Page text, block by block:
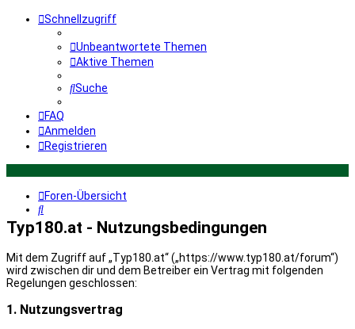
Schnellzugriff
Unbeantwortete Themen
Aktive Themen
Suche
FAQ
Anmelden
Registrieren
Foren-Übersicht
Suche
Typ180.at - Nutzungsbedingungen
Mit dem Zugriff auf „Typ180.at“ („https://www.typ180.at/forum“)
wird zwischen dir und dem Betreiber ein Vertrag mit folgenden
Regelungen geschlossen:
1. Nutzungsvertrag